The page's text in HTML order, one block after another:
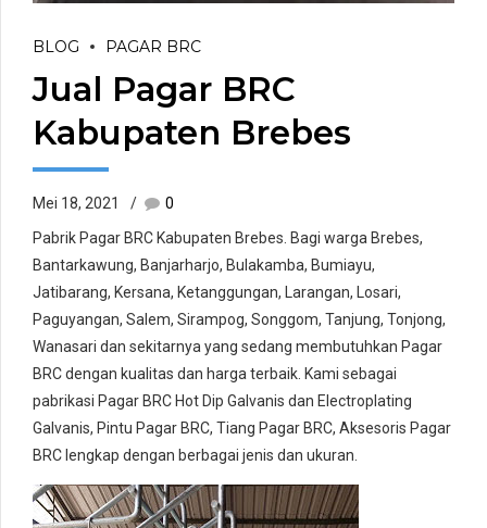
BLOG PAGAR BRC
Jual Pagar BRC
Kabupaten Brebes
Mei 18, 2021
0
Pabrik Pagar BRC Kabupaten Brebes. Bagi warga Brebes,
Bantarkawung, Banjarharjo, Bulakamba, Bumiayu,
Jatibarang, Kersana, Ketanggungan, Larangan, Losari,
Paguyangan, Salem, Sirampog, Songgom, Tanjung, Tonjong,
Wanasari dan sekitarnya yang sedang membutuhkan Pagar
BRC dengan kualitas dan harga terbaik. Kami sebagai
pabrikasi Pagar BRC Hot Dip Galvanis dan Electroplating
Galvanis, Pintu Pagar BRC, Tiang Pagar BRC, Aksesoris Pagar
BRC lengkap dengan berbagai jenis dan ukuran.